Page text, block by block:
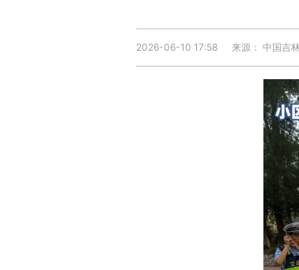
2026-06-10 17:58 来源： 中国吉